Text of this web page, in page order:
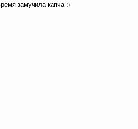
замучила капча :)